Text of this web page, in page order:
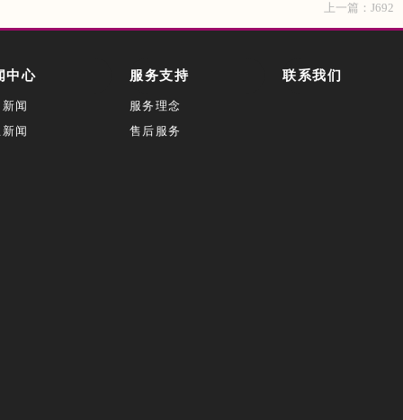
上一篇： J692
中心
闻
闻
服务支持
服务理念
售后服务
联系我们